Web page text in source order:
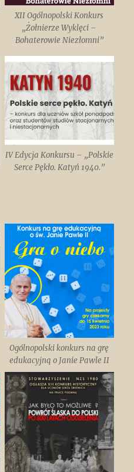
XII Ogólnopolski Konkurs
„Żołnierze Wyklęci –
Bohaterowie Niezłomni”
IV Edycja Konkursu – „Polskie
Serce Pękło. Katyń 1940.”
Ogólnopolski konkurs na grę
edukacyjną o Janie Pawle II